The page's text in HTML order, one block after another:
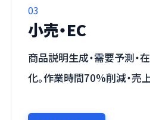
03
小売・EC
商品説明生成・需要予測・
化。作業時間70%削減・売